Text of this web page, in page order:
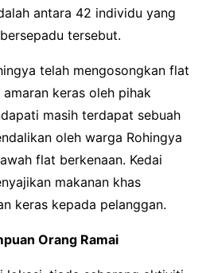
antara 42 individu yang
tersebut.
telah mengosongkan flat
keras oleh pihak
masih terdapat sebuah
oleh warga Rohingya
flat berkenaan. Kedai
makanan khas
keras kepada pelanggan.
Orang Ramai